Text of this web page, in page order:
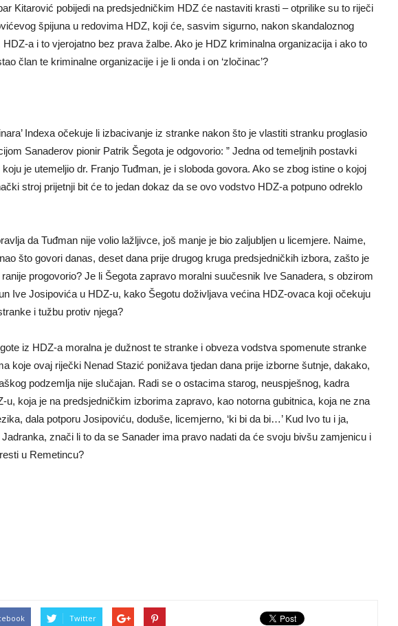
Kitarović pobijedi na predsjedničkim HDZ će nastaviti krasti – otprilike su to riječi
špijuna u redovima HDZ, koji će, sasvim sigurno, nakon skandaloznog
a i to vjerojatno bez prava žalbe. Ako je HDZ kriminalna organizacija i ako to
član te kriminalne organizacije i je li onda i on ‘zločinac’?
Indexa očekuje li izbacivanje iz stranke nakon što je vlastiti stranku proglasio
Sanaderov pionir Patrik Šegota je odgovorio: ” Jedna od temeljnih postavki
je utemeljio dr. Franjo Tuđman, je i sloboda govora. Ako se zbog istine o kojoj
stroj prijetnji bit će to jedan dokaz da se ovo vodstvo HDZ-a potpuno odreklo
da Tuđman nije volio lažljivce, još manje je bio zaljubljen u licemjere. Naime,
što govori danas, deset dana prije drugog kruga predsjedničkih izbora, zašto je
progovorio? Je li Šegota zapravo moralni suučesnik Ive Sanadera, s obzirom
Ive Josipovića u HDZ-u, kako Šegotu doživljava većina HDZ-ovaca koji očekuju
i tužbu protiv njega?
iz HDZ-a moralna je dužnost te stranke i obveza vodstva spomenute stranke
koje ovaj riječki Nenad Stazić ponižava tjedan dana prije izborne šutnje, dakako,
podzemlja nije slučajan. Radi se o ostacima starog, neuspješnog, kadra
u, koja je na predsjedničkim izborima zapravo, kao notorna gubitnica, koja ne zna
dala potporu Josipoviću, doduše, licemjerno, ‘ki bi da bi…’ Kud Ivo tu i ja,
znači li to da se Sanader ima pravo nadati da će svoju bivšu zamjenicu i
u Remetincu?
Twitter